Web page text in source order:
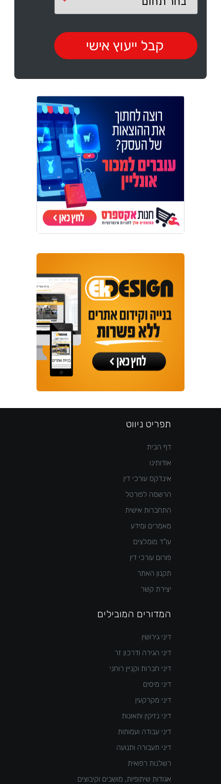
תפריט ניווט
דף הבית
אודותינו
אינדקס עורכי דין
הרשמה לפורטל
התחברות אישית
מאמרים ומידע
עו"ד מומלצים
פורום עורכי דין
תקנון האתר
יצירת קשר
המדורים המובילים
דיני גירושין
דיני הגירה ודרכון זר
דיני חברות וקניין רוחני
דיני מיסים
דיני מקרקעין
דיני נזיקין ותאונות
דיני עבודה ועמותות
דיני תעבורה ותנועה
רשלנות רפואית
אגודות שיתופיות, מושבים וקיבוצים